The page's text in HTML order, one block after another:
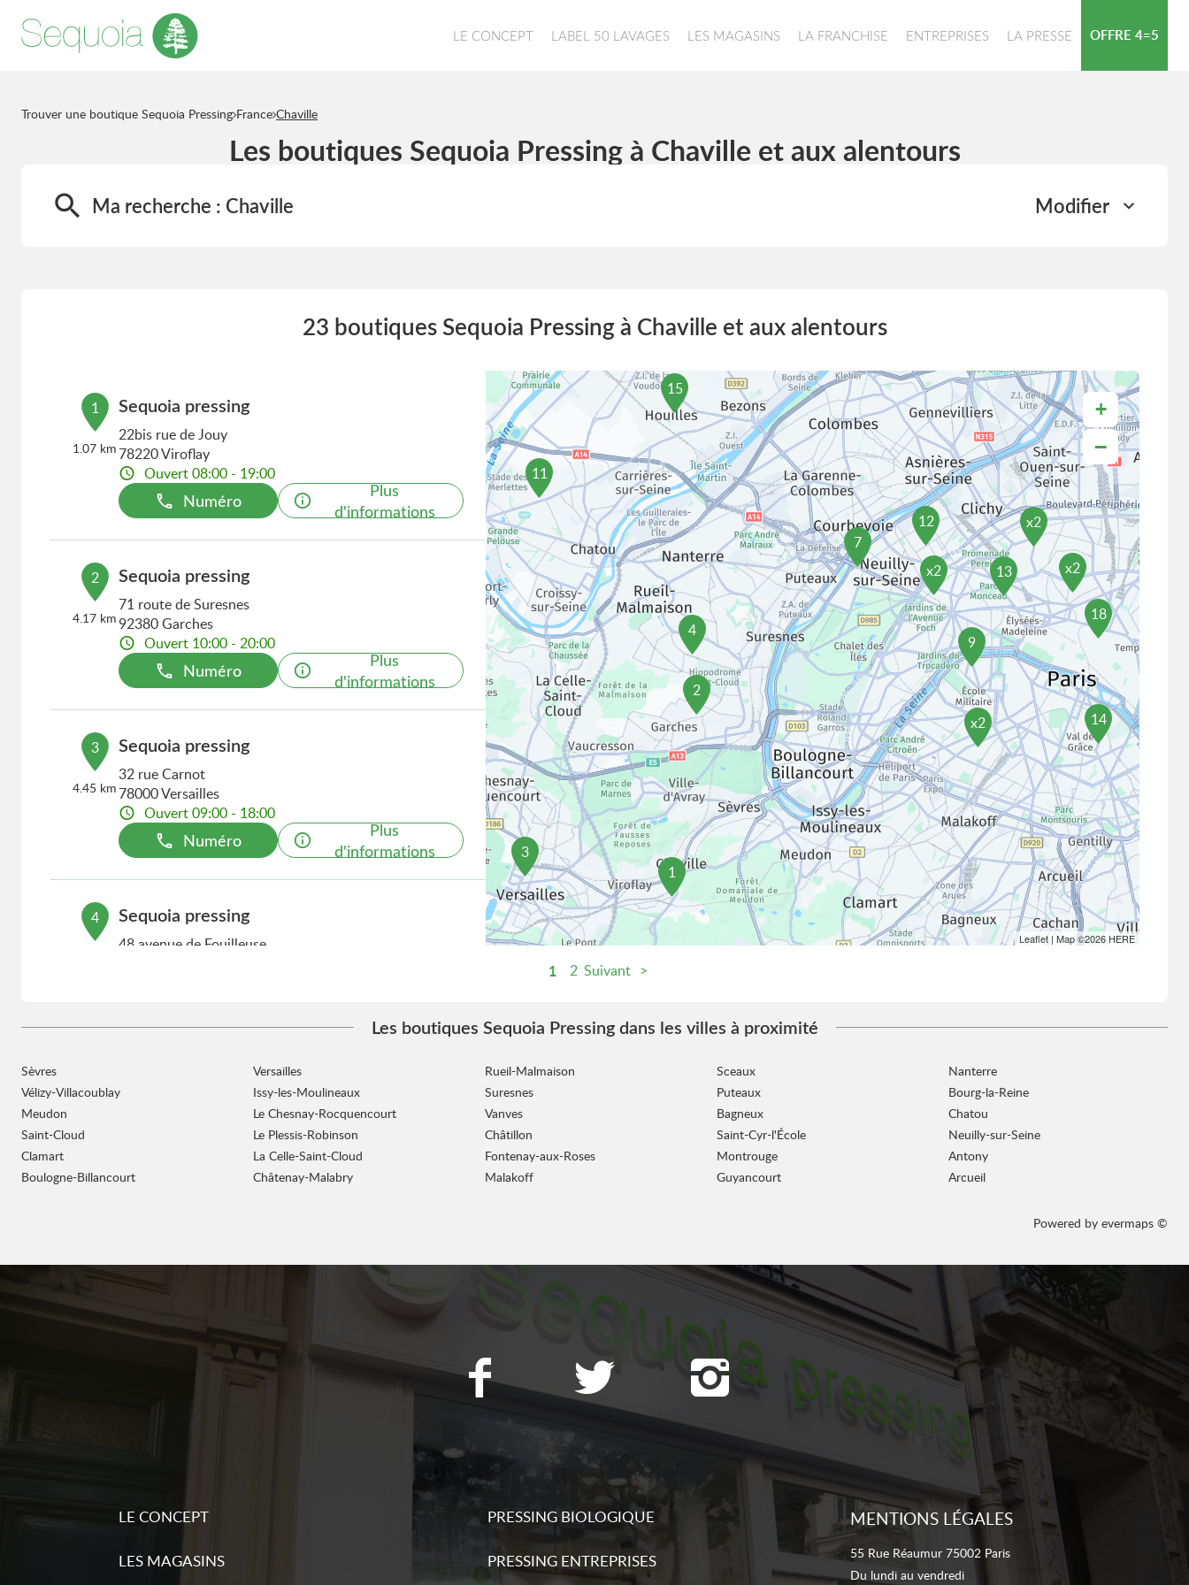
LE CONCEPT LABEL 50 LAVAGES LES MAGASINS LA FRANCHISE ENTREPRISES LA PRESSE OFFRE 4=5
Trouver une boutique Sequoia Pressing France Chaville
Les boutiques Sequoia Pressing à Chaville et aux alentours
Ma recherche : Chaville Modifier
23 boutiques Sequoia Pressing à Chaville et aux alentours
1
1.07 km
Sequoia pressing
22bis rue de Jouy
78220 Viroflay
Ouvert 08:00 - 19:00
Numéro
Plus
d'informations
2
4.17 km
Sequoia pressing
71 route de Suresnes
92380 Garches
Ouvert 10:00 - 20:00
Numéro
Plus
d'informations
3
4.45 km
Sequoia pressing
32 rue Carnot
78000 Versailles
Ouvert 09:00 - 18:00
Numéro
Plus
d'informations
4 Sequoia pressing
48 avenue de Fouilleuse
d'informations
5
8.74 km
Sequoia pressing
Ouvert 09:00 - 18:30
d'informations
Ouvert 09:00 - 18:30
Numéro
d'informations
Numéro
15
11
18
13 x2
x2
7
12
x2
14
9
x2
3
1
4
2
+
−
Leaflet| Map ©2026 HERE
1 2 Suivant
Les boutiques Sequoia Pressing dans les villes à proximité
Sèvres
Vélizy-Villacoublay
Meudon
Saint-Cloud
Clamart
Boulogne-Billancourt
Versailles
Issy-les-Moulineaux
Le Chesnay-Rocquencourt
Le Plessis-Robinson
La Celle-Saint-Cloud
Châtenay-Malabry
Rueil-Malmaison
Suresnes
Vanves
Châtillon
Fontenay-aux-Roses
Malakoff
Sceaux
Puteaux
Bagneux
Saint-Cyr-l'École
Montrouge
Guyancourt
Nanterre
Bourg-la-Reine
Chatou
Neuilly-sur-Seine
Antony
Arcueil
Powered by evermaps ©
LE CONCEPT
LES MAGASINS
PRESSING BIOLOGIQUE
PRESSING ENTREPRISES
MENTIONS LÉGALES
55 Rue Réaumur 75002 Paris
Du lundi au vendredi